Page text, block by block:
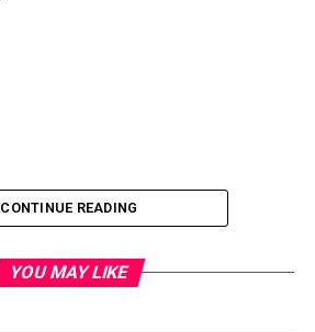
CONTINUE READING
YOU MAY LIKE